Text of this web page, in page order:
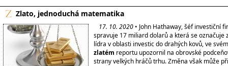
Zlato, jednoduchá matematika
17. 10. 2020 • John Hathaway, šéf investiční
spravuje 17 miliard dolarů a která se označuje
lídra v oblasti investic do drahých kovů, ve
zlatém reportu upozornil na obrovské
strany velkých hráčů trhu. Změna však může